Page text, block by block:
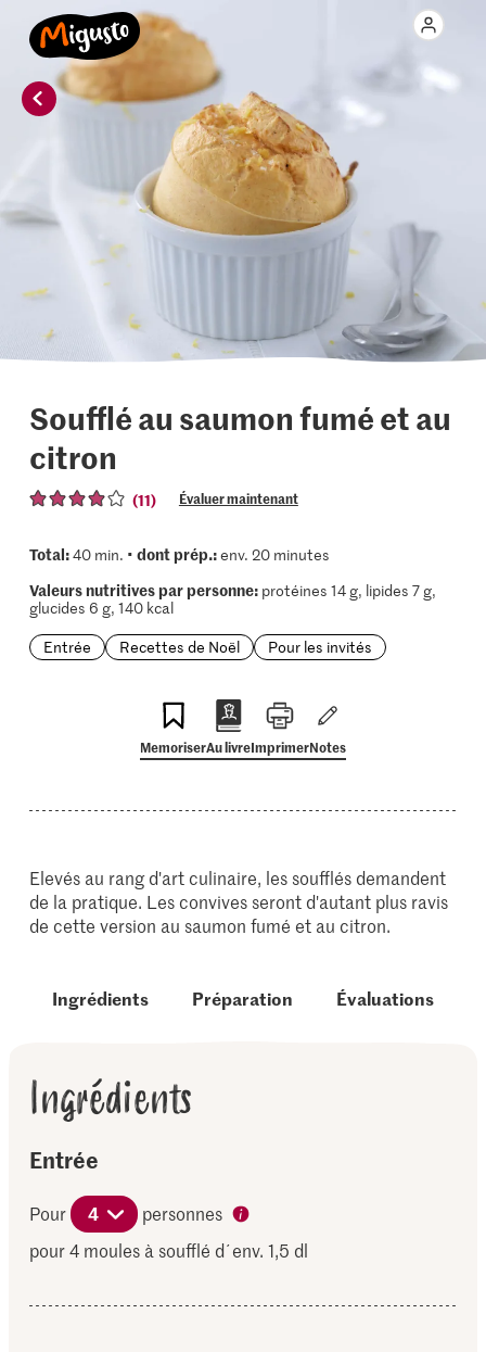
Soufflé au saumon fumé et au
citron
(11) Évaluer maintenant
Total:40 min. • dont prép.:env. 20 minutes
Valeurs nutritives par personne:protéines 14 g, lipides 7 g,
glucides 6 g, 140 kcal
Entrée
Recettes de Noël Pour les invités
MemoriserAu livreImprimerNotes
Elevés au rang d'art culinaire, les soufflés demandent
de la pratique. Les convives seront d'autant plus ravis
de cette version au saumon fumé et au citron.
Ingrédients Préparation Évaluations
Ingrédients
Entrée
Pour 4
personnes
pour 4 moules à soufflé d´env. 1,5 dl